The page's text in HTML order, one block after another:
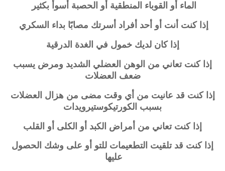
الماء أو القوباء المنطقية أو الحصبة أسوأ بكثير
إذا كنت أنت أو أحد أفراد أسرتك مصابًا بداء السكري
إذا كان لديك خمول في الغدة الدرقية
إذا كنت تعاني من الوهن العضلي الشديد ومرض يسبب
ضعف العضلات
إذا كنت قد عانيت من أي وقت مضى من هزال العضلات
بسبب الكورتيكوستيرويدات
إذا كنت تعاني من أمراض الكبد أو الكلى أو القلب
إذا كنت قد تلقيت التطعيمات للتو أو على وشك الحصول
عليها